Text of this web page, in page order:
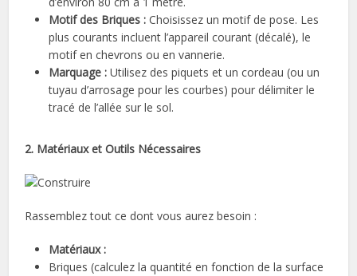
Motif des Briques : Choisissez un motif de pose. Les
plus courants incluent l’appareil courant (décalé), le
motif en chevrons ou en vannerie.
Marquage : Utilisez des piquets et un cordeau (ou un
tuyau d’arrosage pour les courbes) pour délimiter le
tracé de l’allée sur le sol.
2. Matériaux et Outils Nécessaires
Rassemblez tout ce dont vous aurez besoin :
Matériaux :
Briques (calculez la quantité en fonction de la surface